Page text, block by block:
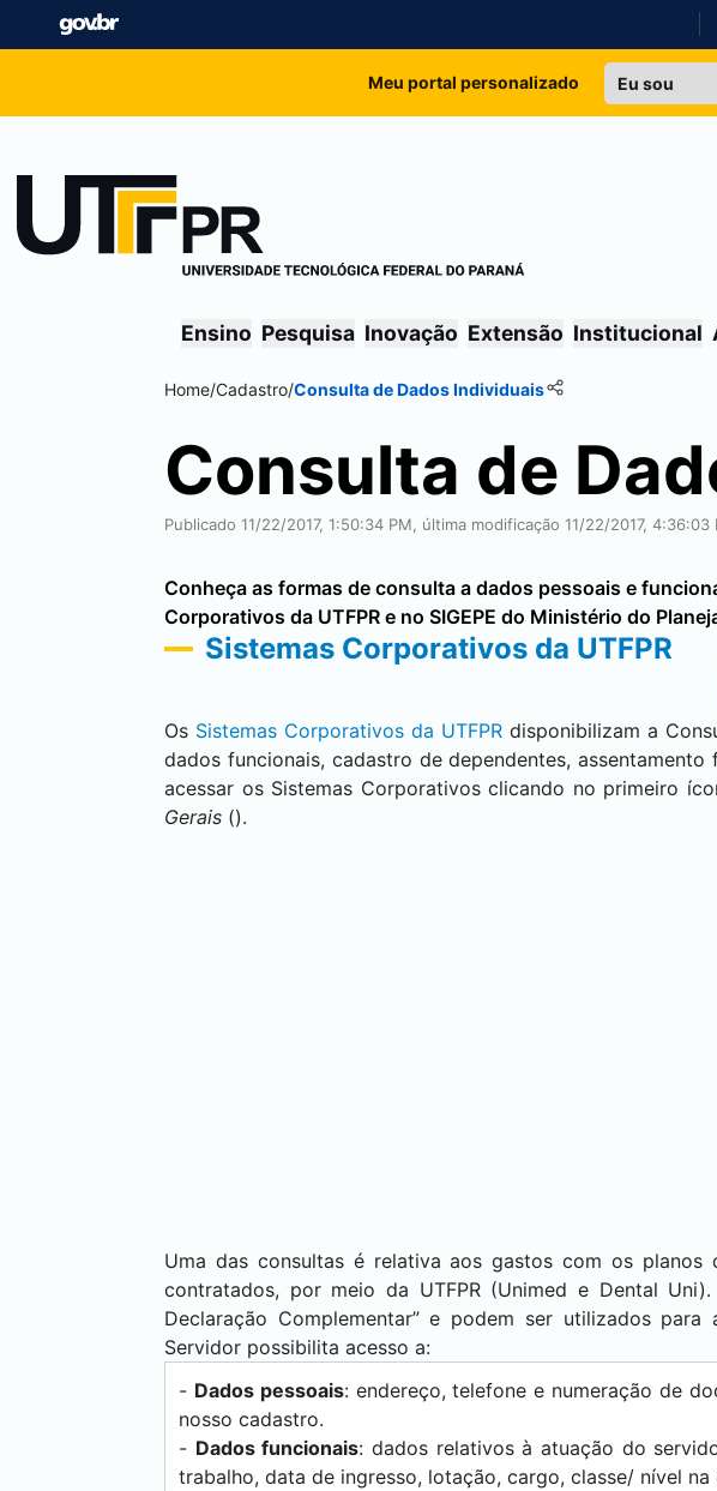
Meu portal personalizado
Ensino Pesquisa Inovação Extensão Institucional
Home/Cadastro/Consulta de Dados Individuais
Consulta de
Publicado 11/22/2017, 1:50:34 PM, última modificação 11/22/2017, 4:36:03
Conheça as formas de consulta a dados pessoais e
Corporativos da UTFPR e no SIGEPE do Ministério do
Sistemas Corporativos da UTFPR
Os Sistemas Corporativos da UTFPR disponibilizam a
dados funcionais, cadastro de dependentes,
acessar os Sistemas Corporativos clicando no primeiro
Gerais ().
Uma das consultas é relativa aos gastos com os
contratados, por meio da UTFPR (Unimed e Dental
Declaração Complementar” e podem ser utilizados
Servidor possibilita acesso a:
- Dados pessoais: endereço, telefone e numeração de
nosso cadastro.
- Dados funcionais: dados relativos à atuação do
trabalho, data de ingresso, lotação, cargo, classe/ nível